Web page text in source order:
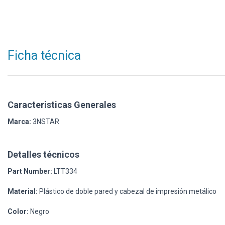
Ficha técnica
Caracteristicas Generales
Marca: 3NSTAR
Detalles técnicos
Part Number: LTT334
Material: Plástico de doble pared y cabezal de impresión metálico
Color: Negro